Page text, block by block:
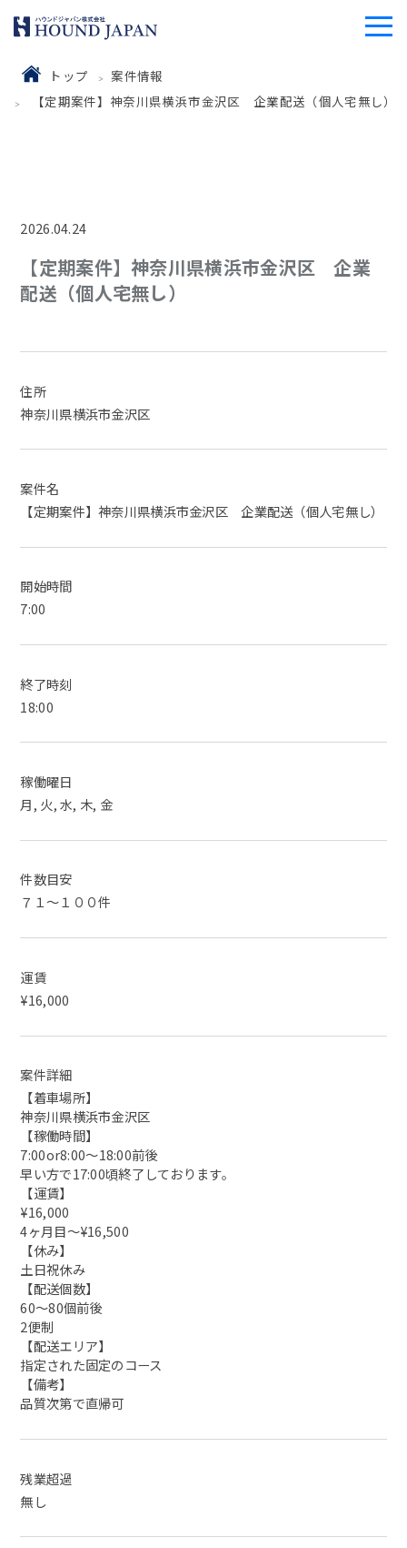
トップ
案件情報
【定期案件】神奈川県横浜市金沢区 企業配送（個人宅無し）
2026.04.24
【定期案件】神奈川県横浜市金沢区 企業
配送（個人宅無し）
住所
神奈川県横浜市金沢区
案件名
【定期案件】神奈川県横浜市金沢区 企業配送（個人宅無し）
開始時間
7:00
終了時刻
18:00
稼働曜日
月, 火, 水, 木, 金
件数目安
７１～１００件
運賃
¥16,000
案件詳細
【着車場所】
神奈川県横浜市金沢区
【稼働時間】
7:00or8:00〜18:00前後
早い方で17:00頃終了しております。
【運賃】
¥16,000
4ヶ月目〜¥16,500
【休み】
土日祝休み
【配送個数】
60〜80個前後
2便制
【配送エリア】
指定された固定のコース
【備考】
品質次第で直帰可
残業超過
無し